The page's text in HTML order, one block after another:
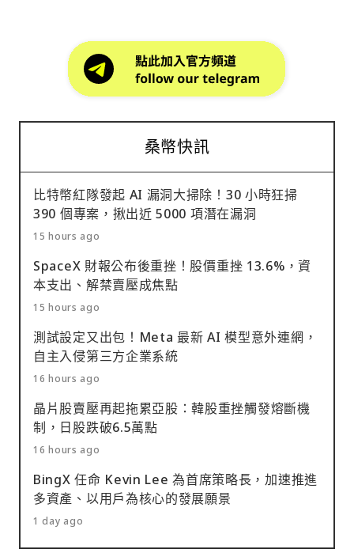
桑幣快訊
比特幣紅隊發起 AI 漏洞大掃除！30 小時狂掃
390 個專案，揪出近 5000 項潛在漏洞
15 hours ago
SpaceX 財報公布後重挫！股價重挫 13.6%，資
本支出、解禁賣壓成焦點
15 hours ago
測試設定又出包！Meta 最新 AI 模型意外連網，
自主入侵第三方企業系統
16 hours ago
晶片股賣壓再起拖累亞股：韓股重挫觸發熔斷機
制，日股跌破6.5萬點
16 hours ago
BingX 任命 Kevin Lee 為首席策略長，加速推進
多資產、以用戶為核心的發展願景
1 day ago